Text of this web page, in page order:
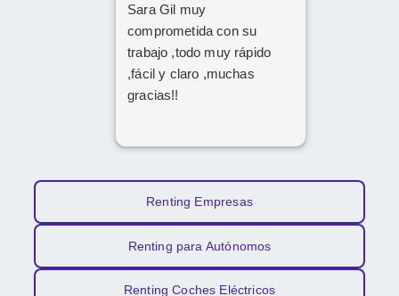
Sara Gil muy
comprometida con su
trabajo ,todo muy rápido
,fácil y claro ,muchas
gracias!!
Renting Empresas
Renting para Autónomos
Renting Coches Eléctricos